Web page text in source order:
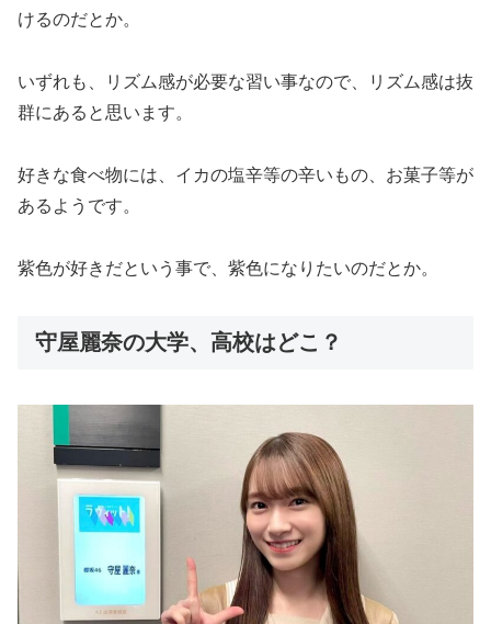
けるのだとか。
いずれも、リズム感が必要な習い事なので、リズム感は抜
群にあると思います。
好きな食べ物には、イカの塩辛等の辛いもの、お菓子等が
あるようです。
紫色が好きだという事で、紫色になりたいのだとか。
守屋麗奈の大学、高校はどこ？